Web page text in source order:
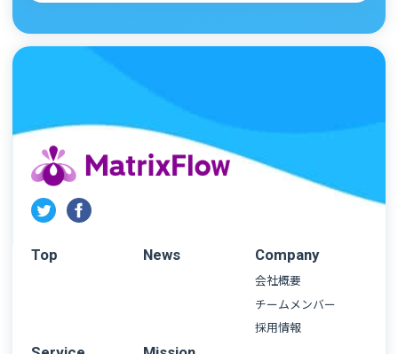
Top News
Company
会社概要
チームメンバー
採用情報